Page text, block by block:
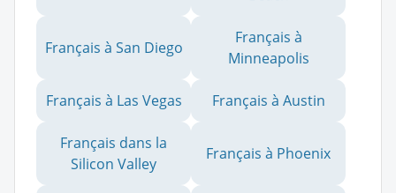
Français à San Diego
Français à
Minneapolis
Français à Las Vegas Français à Austin
Français dans la
Silicon Valley
Français à Phoenix